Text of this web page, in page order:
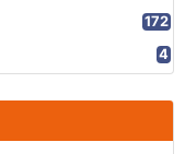
172
4